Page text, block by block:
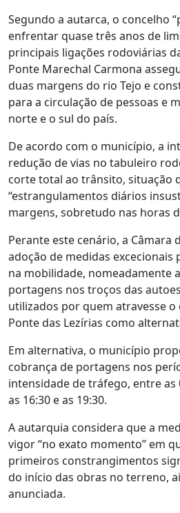
Segundo a autarca, o concelho
enfrentar quase três anos de
principais ligações rodoviárias
Ponte Marechal Carmona
duas margens do rio Tejo e
para a circulação de pessoas e
norte e o sul do país.
De acordo com o município, a
redução de vias no tabuleiro
corte total ao trânsito, situação
“estrangulamentos diários
margens, sobretudo nas horas
Perante este cenário, a Câmara
adoção de medidas excecionais
na mobilidade, nomeadamente
portagens nos troços das
utilizados por quem atravesse
Ponte das Lezírias como
Em alternativa, o município
cobrança de portagens nos
intensidade de tráfego, entre as
as 16:30 e as 19:30.
A autarquia considera que a
vigor “no exato momento” em
primeiros constrangimentos
do início das obras no terreno,
anunciada.